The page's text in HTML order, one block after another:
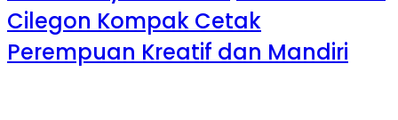
Cilegon Kompak Cetak
Perempuan Kreatif dan Mandiri